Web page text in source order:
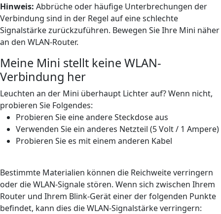
Hinweis: Abbrüche oder häufige Unterbrechungen der
Verbindung sind in der Regel auf eine schlechte
Signalstärke zurückzuführen. Bewegen Sie Ihre Mini näher
an den WLAN-Router.
Meine Mini stellt keine WLAN-
Verbindung her
Leuchten an der Mini überhaupt Lichter auf? Wenn nicht,
probieren Sie Folgendes:
Probieren Sie eine andere Steckdose aus
Verwenden Sie ein anderes Netzteil (5 Volt / 1 Ampere)
Probieren Sie es mit einem anderen Kabel
Bestimmte Materialien können die Reichweite verringern
oder die WLAN-Signale stören. Wenn sich zwischen Ihrem
Router und Ihrem Blink-Gerät einer der folgenden Punkte
befindet, kann dies die WLAN-Signalstärke verringern: